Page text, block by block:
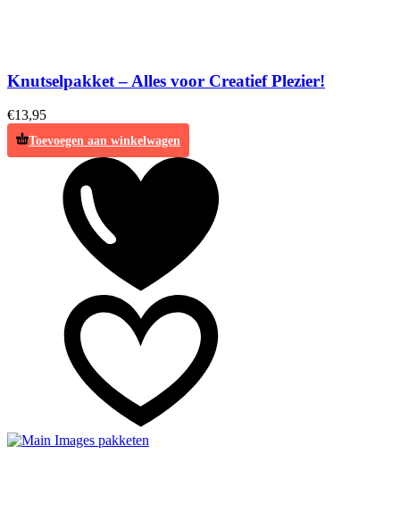
Knutselpakket – Alles voor Creatief Plezier!
€13,95
Toevoegen aan winkelwagen